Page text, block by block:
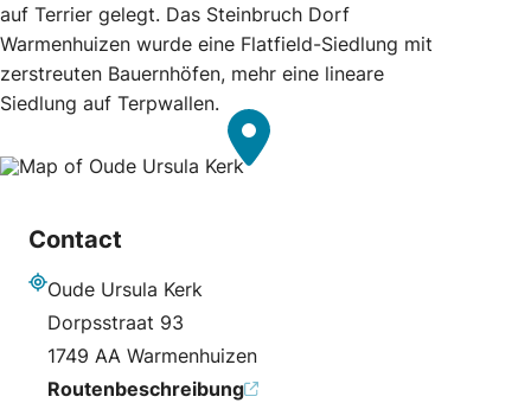
auf Terrier gelegt. Das Steinbruch Dorf
Warmenhuizen wurde eine Flatfield-Siedlung mit
zerstreuten Bauernhöfen, mehr eine lineare
Siedlung auf Terpwallen.
Contact
Oude Ursula Kerk
Dorpsstraat 93
1749 AA Warmenhuizen
Routenbeschreibung